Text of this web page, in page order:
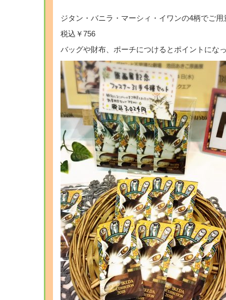
ジタン・バニラ・マーシィ・イワンの4柄でご用
税込￥756
バッグや財布、ポーチにつけるとポイントにな